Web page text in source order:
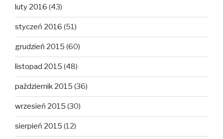
luty 2016 (43)
styczeń 2016 (51)
grudzień 2015 (60)
listopad 2015 (48)
październik 2015 (36)
wrzesień 2015 (30)
sierpień 2015 (12)